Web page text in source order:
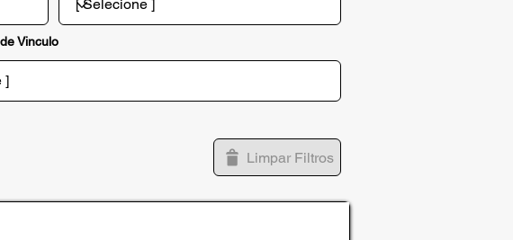
Vinculo
Limpar Filtros